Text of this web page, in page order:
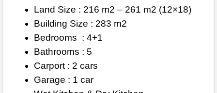
Land Size : 216 m2 – 261 m2 (12×18)
Building Size : 283 m2
Bedrooms : 4+1
Bathrooms : 5
Carport : 2 cars
Garage : 1 car